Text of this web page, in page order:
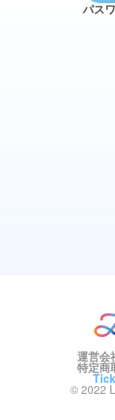
パス
運営会
特定商
© 2022